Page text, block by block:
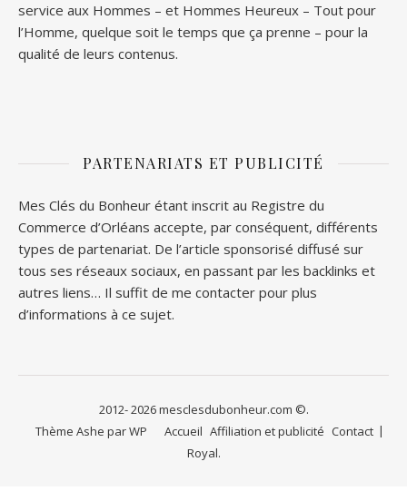
service aux Hommes – et Hommes Heureux – Tout pour
l’Homme, quelque soit le temps que ça prenne – pour la
qualité de leurs contenus.
PARTENARIATS ET PUBLICITÉ
Mes Clés du Bonheur étant inscrit au Registre du
Commerce d’Orléans accepte, par conséquent, différents
types de partenariat. De l’article sponsorisé diffusé sur
tous ses réseaux sociaux, en passant par les backlinks et
autres liens… Il suffit de me contacter pour plus
d’informations à ce sujet.
2012- 2026 mesclesdubonheur.com ©.
Accueil Affiliation et publicité Contact
Thème Ashe parWP
Royal.